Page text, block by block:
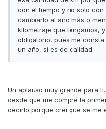
con el tiempo y no solo con
cambiarlo al año mas o
kilometraje que tengamos,
obligatorio, pues me
un año, si es de calidad.
Un aplauso muy grande para
desde que me compré la
decirlo porque creí que se me